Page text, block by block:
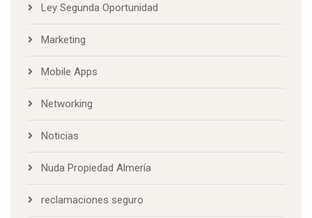
Ley Segunda Oportunidad
Marketing
Mobile Apps
Networking
Noticias
Nuda Propiedad Almería
reclamaciones seguro